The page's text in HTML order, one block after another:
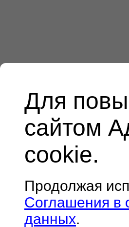
Для
сайтом
cookie.
Продолжая
Соглашения в
данных.